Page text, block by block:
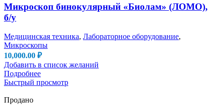
Микроскоп бинокулярный «Биолам» (ЛОМО),
б/у
Медицинская техника, Лабораторное оборудование,
Микроскопы
10,000.00 ₽
Добавить в список желаний
Подробнее
Быстрый просмотр
Продано